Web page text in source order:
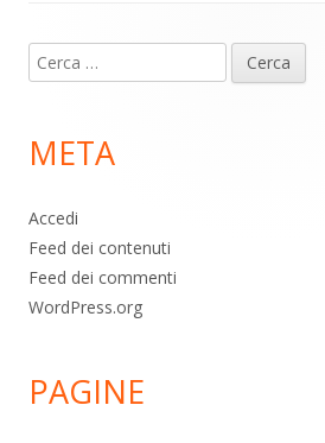
piè
pagina
Ricerca
per:
META
Accedi
Feed dei contenuti
Feed dei commenti
WordPress.org
PAGINE